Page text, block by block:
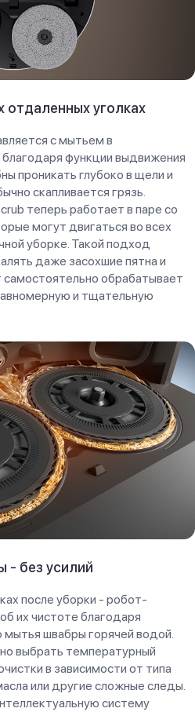
уголках
с мытьем в
функции выдвижения
проникать глубоко в щели и
скапливается грязь.
теперь работает в паре со
могут двигаться во всех
уборке. Такой подход
даже засохшие пятна и
самостоятельно обрабатывает
и тщательную
- без усилий
после уборки - робот-
их чистоте благодаря
швабры горячей водой.
выбрать температурный
в зависимости от типа
или другие сложные следы.
систему